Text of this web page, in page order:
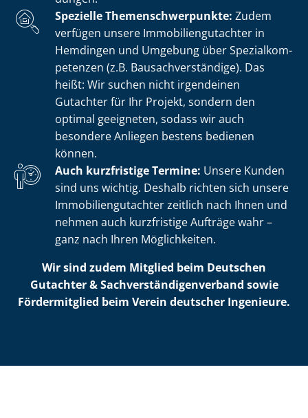
Spezielle The­men­schwer­punk­te: Zudem
verfügen unsere Im­mo­bi­li­en­gut­ach­ter in
Hemdingen und Umgebung über Spe­zi­al­kom­
pe­ten­zen (z.B. Bau­sach­ver­stän­di­ge). Das
heißt: Wir suchen nicht irgendeinen
Gutachter für Ihr Projekt, sondern den
optimal geeigneten, sodass wir auch
besondere Anliegen bestens bedienen
können.
Auch kurzfristige Termine: Unsere Kunden
sind uns wichtig. Deshalb richten sich unsere
Im­mo­bi­li­en­gut­ach­ter zeitlich nach Ihnen und
nehmen auch kurzfristige Aufträge wahr –
ganz nach Ihren Möglichkeiten.
Wir sind zudem Mitglied beim Deutschen
Gutachter & Sach­ver­stän­di­gen­ver­band sowie
Fördermitglied beim Verein deutscher Ingenieure.